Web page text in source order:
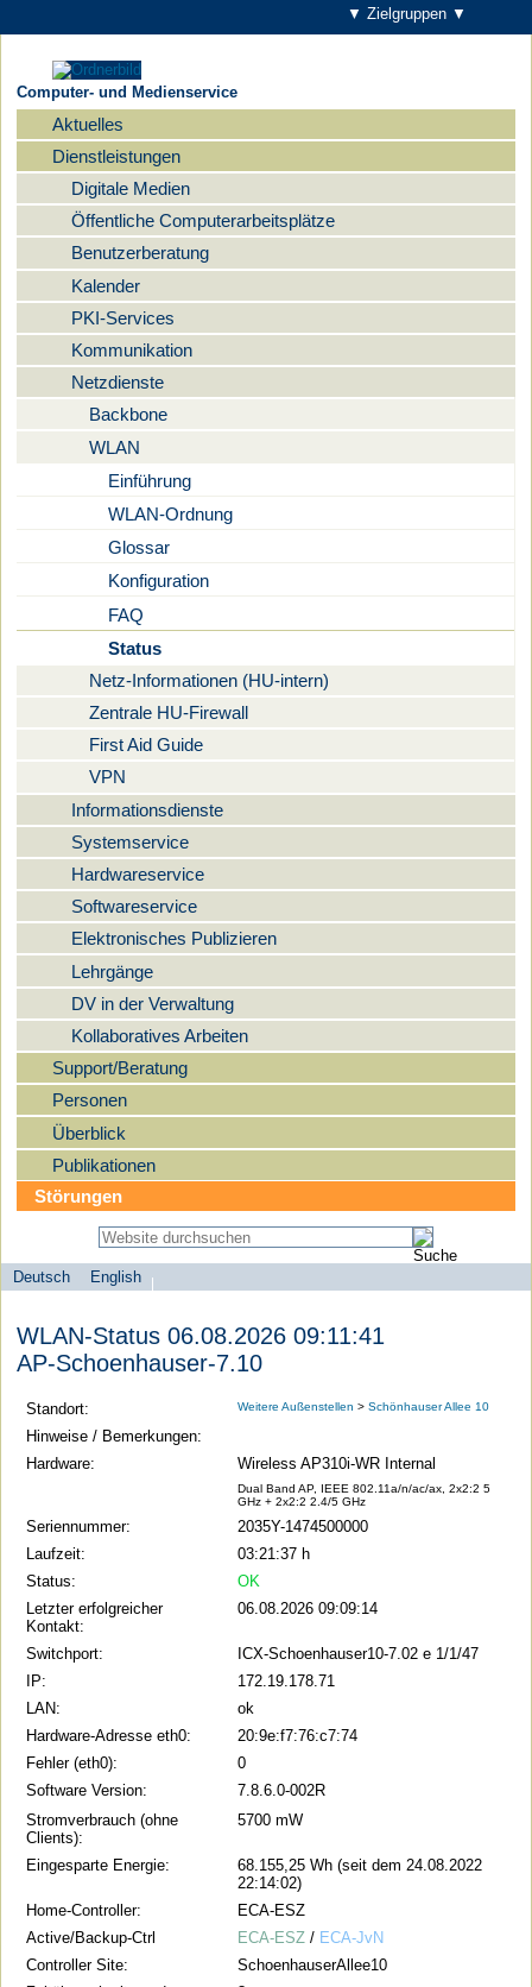
▼ Zielgruppen ▼
Computer- und Medienservice
Navigation
Aktuelles
Dienstleistungen
Digitale Medien
Öffentliche Computerarbeitsplätze
Benutzerberatung
Kalender
PKI-Services
Kommunikation
Netzdienste
Backbone
WLAN
Einführung
WLAN-Ordnung
Glossar
Konfiguration
FAQ
Status
Netz-Informationen (HU-intern)
Zentrale HU-Firewall
First Aid Guide
VPN
Informationsdienste
Systemservice
Hardwareservice
Softwareservice
Elektronisches Publizieren
Lehrgänge
DV in der Verwaltung
Kollaboratives Arbeiten
Support/Beratung
Personen
Überblick
Publikationen
Störungen
Sprachauswahl
Deutsch
English
search-menu
Universität
zu
Berlin
Computer-
Medienservice
WLAN-Status 06.08.2026 09:11:41
AP-Schoenhauser-7.10
Standort: Weitere Außenstellen >Schönhauser Allee 10
Hinweise / Bemerkungen:
Hardware:
Wireless AP310i-WR Internal
Dual Band AP, IEEE 802.11a/n/ac/ax, 2x2:2 5
GHz + 2x2:2 2.4/5 GHz
Seriennummer:
2035Y-1474500000
Laufzeit:
03:21:37 h
Status:
OK
Letzter erfolgreicher
Kontakt:
06.08.2026 09:09:14
Switchport:
ICX-Schoenhauser10-7.02 e 1/1/47
IP:
172.19.178.71
LAN:
ok
Hardware-Adresse eth0:
20:9e:f7:76:c7:74
Fehler (eth0):
0
Software Version:
7.8.6.0-002R
Stromverbrauch (ohne
Clients):
5700 mW
Eingesparte Energie:
68.155,25 Wh (seit dem 24.08.2022
22:14:02)
Home-Controller:
ECA-ESZ
Active/Backup-Ctrl
ECA-ESZ / ECA-JvN
Controller Site:
SchoenhauserAllee10